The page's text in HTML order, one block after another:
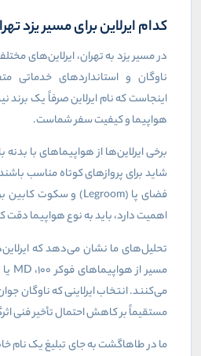
کدام ایرلاین برای مسیر یزد
در مسیر یزد به تهران، ایرلاین‌های
ناوگان و استانداردهای خدماتی
اینجاست که نام ایرلاین صرفاً یک
هواپیما و کیفیت سفر شماست.
برخی ایرلاین‌ها از هواپیماهای با
شاید برای پروازهای کوتاه مناسب
فضای پا (Legroom) و سکوت کابین
اهمیت دارد، باید به نوع هواپیما دقت
تحلیل‌های ما نشان می‌دهد که
مسیر از هواپیماهای فوکر ۱۰۰،
MD
می‌کنند. انتخاب ایرلاینی که ناوگان
مستقیماً بر کاهش احتمال تأخیر فنی
ما در طاهاگشت به جای تبلیغ یک نام